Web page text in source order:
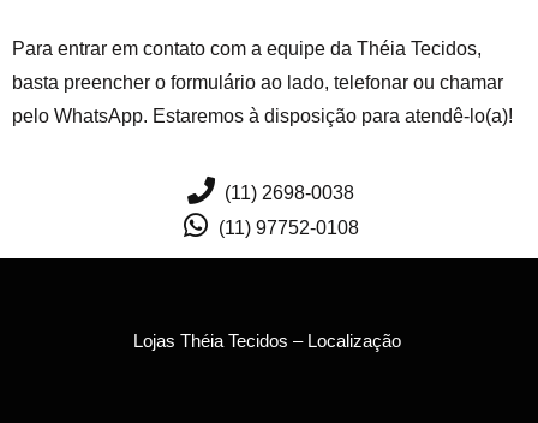
Para entrar em contato com a equipe da Théia Tecidos,
basta preencher o formulário ao lado, telefonar ou chamar
pelo WhatsApp. Estaremos à disposição para atendê-lo(a)!
(11) 2698-0038
(11) 97752-0108
Lojas Théia Tecidos – Localização